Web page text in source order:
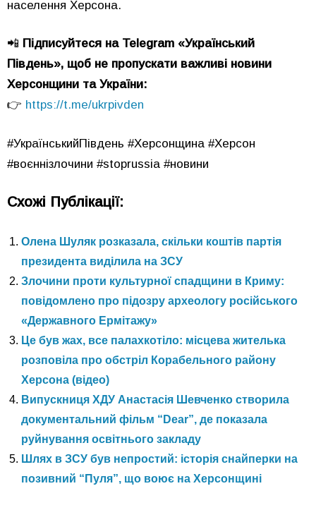
населення Херсона.
📲 Підписуйтеся на Telegram «Український
Південь», щоб не пропускати важливі новини
Херсонщини та України:
👉 https://t.me/ukrpivden
#УкраїнськийПівдень #Херсонщина #Херсон
#воєннізлочини #stoprussia #новини
Схожі Публікації:
Олена Шуляк розказала, скільки коштів партія
президента виділила на ЗСУ
Злочини проти культурної спадщини в Криму:
повідомлено про підозру археологу російського
«Державного Ермітажу»
Це був жах, все палахкотіло: місцева жителька
розповіла про обстріл Корабельного району
Херсона (відео)
Випускниця ХДУ Анастасія Шевченко створила
документальний фільм “Dear”, де показала
руйнування освітнього закладу
Шлях в ЗСУ був непростий: історія снайперки на
позивний “Пуля”, що воює на Херсонщині